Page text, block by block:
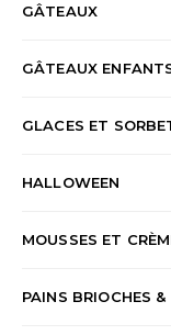
GÂTEAUX
GÂTEAUX
GLACES ET
HALLOWEEN
MOUSSES ET
PAINS BRIOCHES &